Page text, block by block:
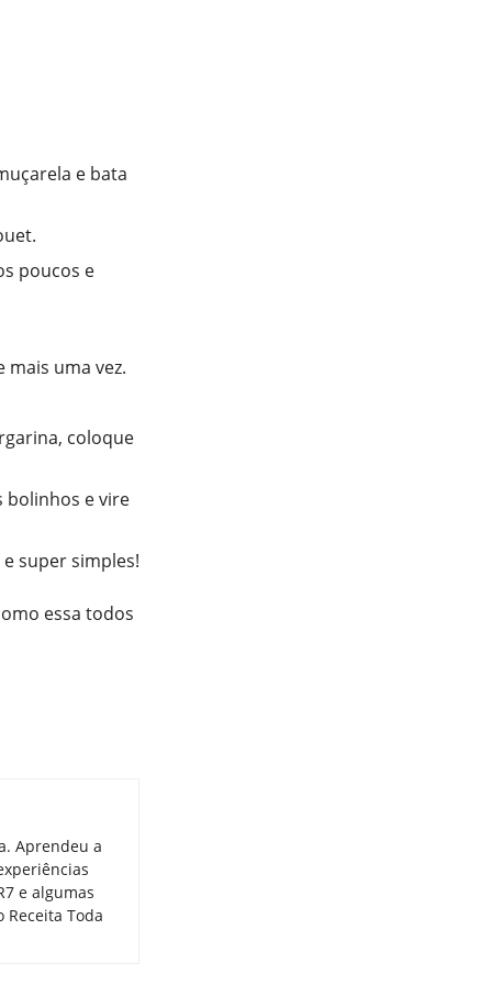
e bata
poucos e
uma vez.
coloque
bolinhos e vire
super simples!
essa todos
Aprendeu a
e algumas
Toda